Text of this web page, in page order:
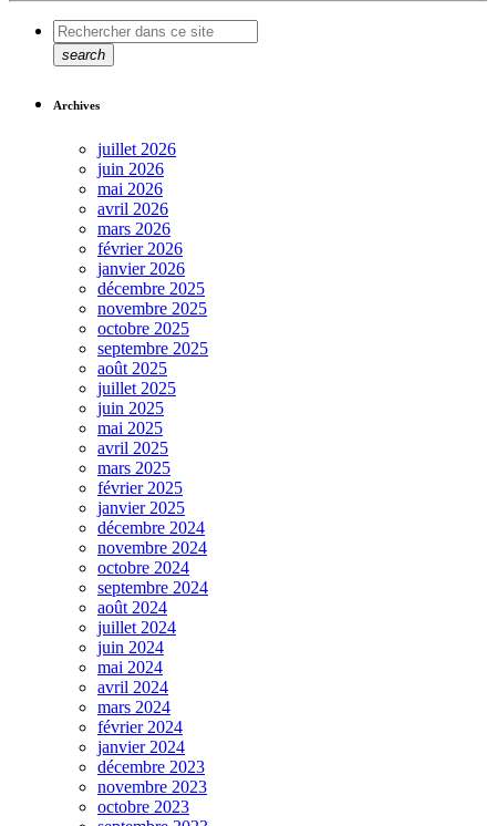
search
Archives
juillet 2026
juin 2026
mai 2026
avril 2026
mars 2026
février 2026
janvier 2026
décembre 2025
novembre 2025
octobre 2025
septembre 2025
août 2025
juillet 2025
juin 2025
mai 2025
avril 2025
mars 2025
février 2025
janvier 2025
décembre 2024
novembre 2024
octobre 2024
septembre 2024
août 2024
juillet 2024
juin 2024
mai 2024
avril 2024
mars 2024
février 2024
janvier 2024
décembre 2023
novembre 2023
octobre 2023